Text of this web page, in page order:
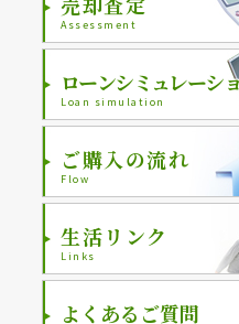
Assessment
ローンシミュレーシ
Loan simulation
ご購入の流れ
Flow
生活リンク
Links
よくあるご質問